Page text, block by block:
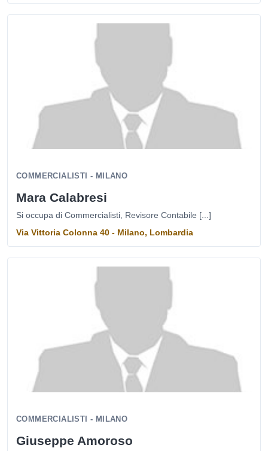
COMMERCIALISTI - MILANO
Mara Calabresi
Si occupa di Commercialisti, Revisore Contabile [...]
Via Vittoria Colonna 40 - Milano, Lombardia
COMMERCIALISTI - MILANO
Giuseppe Amoroso